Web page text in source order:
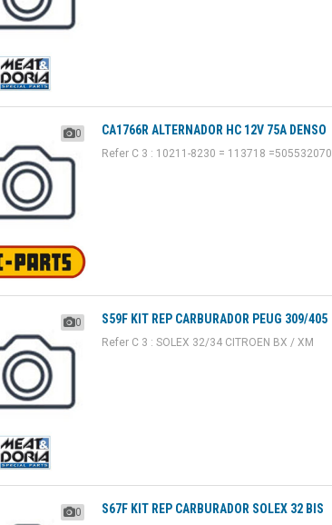
0 CA1766R ALTERNADOR HC 12V 75A DENSO
Refer C 3 : 10211-8230 = 113718 =505532070
0 S59F KIT REP CARBURADOR PEUG 309/405
Refer C 3 : SOLEX 32/34 CITROEN BX / XM
0 S67F KIT REP CARBURADOR SOLEX 32 BIS